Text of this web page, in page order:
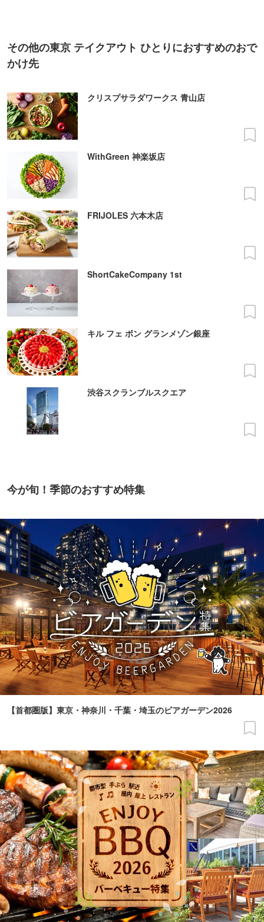
その他の東京 テイクアウト ひとりにおすすめのおで
かけ先
クリスプサラダワークス 青山店
WithGreen 神楽坂店
FRIJOLES 六本木店
ShortCakeCompany 1st
キル フェ ボン グランメゾン銀座
渋谷スクランブルスクエア
今が旬！季節のおすすめ特集
【首都圏版】東京・神奈川・千葉・埼玉のビアガーデン2026